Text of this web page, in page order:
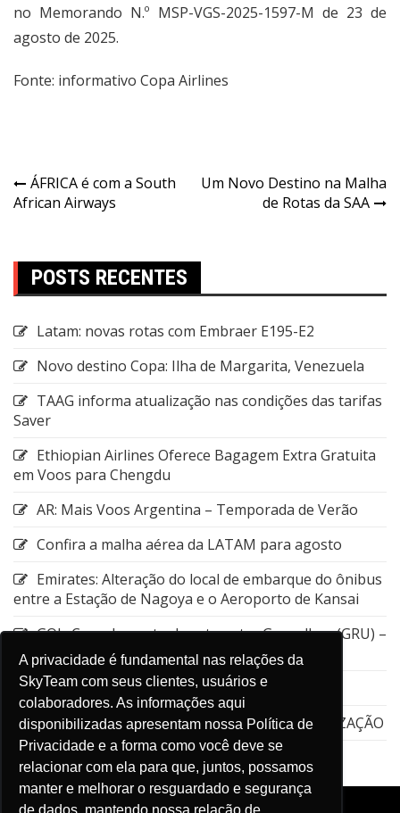
A privacidade é fundamental nas relações da
SkyTeam com seus clientes, usuários e
colaboradores. As informações aqui
disponibilizadas apresentam nossa Política de
Privacidade e a forma como você deve se
relacionar com ela para que, juntos, possamos
manter e melhorar o resguardado e segurança
de dados, mantendo nossa relação de
no Memorando N.º MSP-VGS-2025-1597-M de 23 de
agosto de 2025.
Fonte: informativo Copa Airlines
ÁFRICA é com a South
African Airways
Um Novo Destino na Malha
de Rotas da SAA
POSTS RECENTES
Latam: novas rotas com Embraer E195-E2
Novo destino Copa: Ilha de Margarita, Venezuela
TAAG informa atualização nas condições das tarifas
Saver
Ethiopian Airlines Oferece Bagagem Extra Gratuita
em Voos para Chengdu
AR: Mais Voos Argentina – Temporada de Verão
Confira a malha aérea da LATAM para agosto
Emirates: Alteração do local de embarque do ônibus
entre a Estação de Nagoya e o Aeroporto de Kansai
GOL: Cancelamento da rota entre Guarulhos (GRU) –
Aruba (AUA)
Emirates: Viagens flexíveis
EMIRATES – Dubai Connect – STPC – ATUALIZAÇÃO